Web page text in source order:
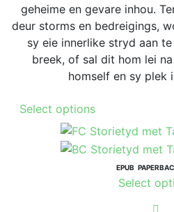
geheime en gevare inhou.
deur storms en bedreigings,
sy eie innerlike stryd aan
breek, of sal dit hom lei
homself en sy plek
Select options
has
multiple
variants.
The
EPUB
Select